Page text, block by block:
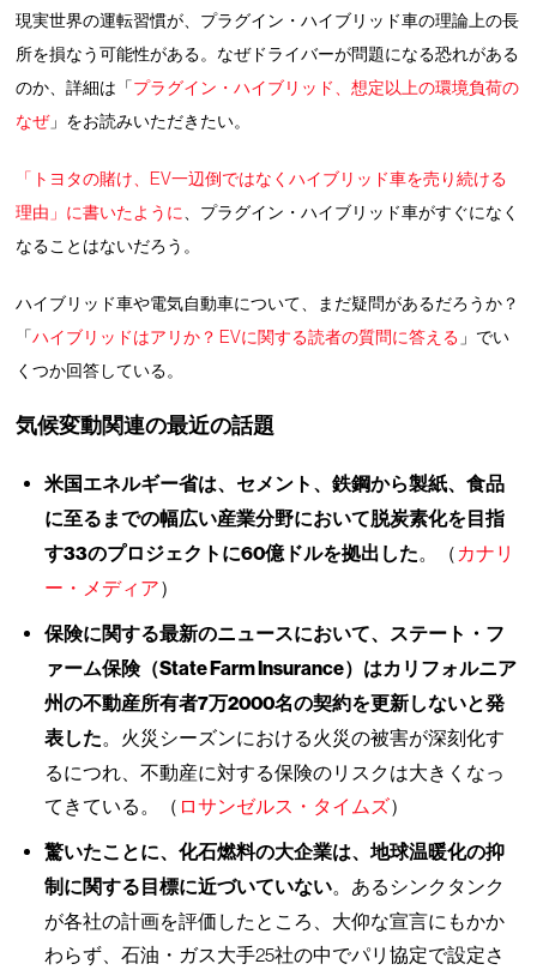
現実世界の運転習慣が、プラグイン・ハイブリッド車の理論上の長
所を損なう可能性がある。なぜドライバーが問題になる恐れがある
のか、詳細は「プラグイン・ハイブリッド、想定以上の環境負荷の
なぜ」をお読みいただきたい。
「トヨタの賭け、EV一辺倒ではなくハイブリッド車を売り続ける
理由」に書いたように
、プラグイン・ハイブリッド車がすぐになく
なることはないだろう。
ハイブリッド車や電気自動車について、まだ疑問があるだろうか？
「ハイブリッドはアリか？ EVに関する読者の質問に答える 」でい
くつか回答している。
気候変動関連の最近の話題
米国エネルギー省は、セメント、鉄鋼から製紙、食品
に至るまでの幅広い産業分野において脱炭素化を目指
す33のプロジェクトに60億ドルを拠出した。（ カナリ
ー・メディア）
保険に関する最新のニュースにおいて、ステート・フ
ァーム保険（State Farm Insurance）はカリフォルニア
州の不動産所有者7万2000名の契約を更新しないと発
表した。火災シーズンにおける火災の被害が深刻化す
るにつれ、不動産に対する保険のリスクは大きくなっ
てきている。（ ロサンゼルス・タイムズ）
驚いたことに、化石燃料の大企業は、地球温暖化の抑
制に関する目標に近づいていない。あるシンクタンク
が各社の計画を評価したところ、大仰な宣言にもかか
わらず、石油・ガス大手25社の中でパリ協定で設定さ